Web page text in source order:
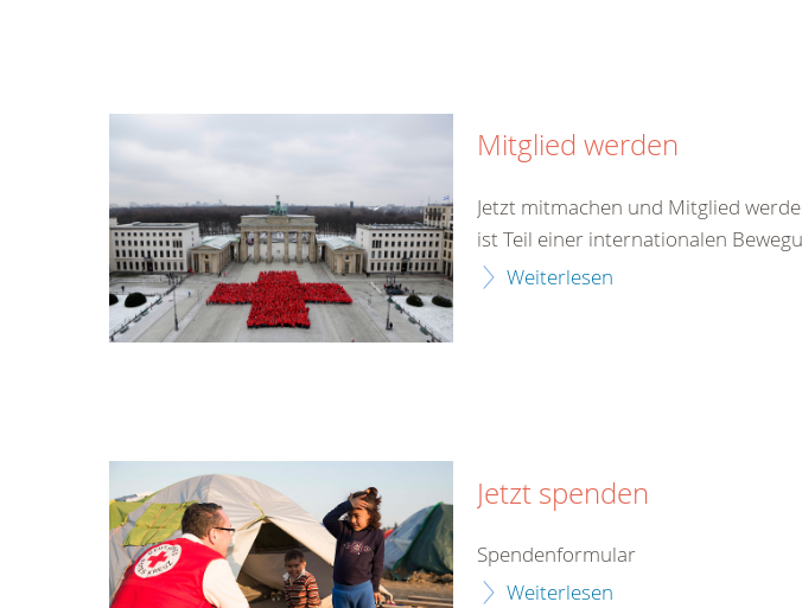
Mitglied werden
Jetzt mitmachen und Mitglied
ist Teil einer internationalen
Weiterlesen
Jetzt spenden
Spendenformular
Weiterlesen